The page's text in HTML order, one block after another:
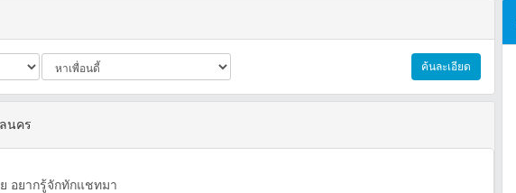
ค้นละเอียด
นคร
อยากรู้จักทักแชทมา